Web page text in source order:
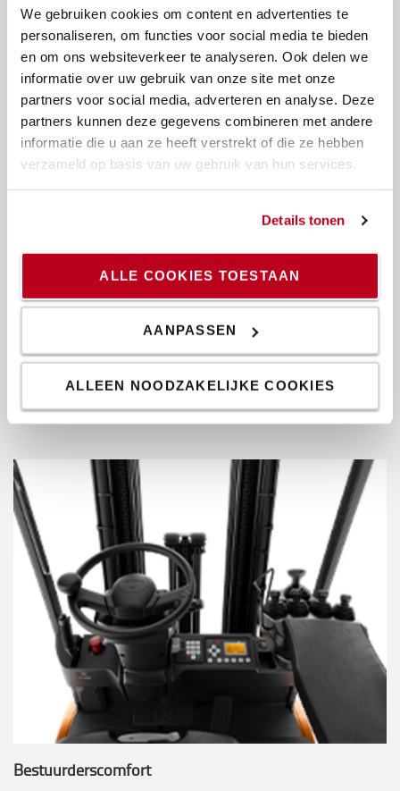
We gebruiken cookies om content en advertenties te
personaliseren, om functies voor social media te bieden
en om ons websiteverkeer te analyseren. Ook delen we
informatie over uw gebruik van onze site met onze
partners voor social media, adverteren en analyse. Deze
partners kunnen deze gegevens combineren met andere
informatie die u aan ze heeft verstrekt of die ze hebben
verzameld op basis van uw gebruik van hun services.
Details tonen
ALLE COOKIES TOESTAAN
AANPASSEN
ALLEEN NOODZAKELIJKE COOKIES
Leverbaar met verschillende intelligente energiepakketten
die passen bij uw toepassing. Gebaseerd op Toyota's eigen
energie-efficiënte Lithium-ion batterijoplossingen die
kostenbesparingen en een lagere CO2-uitstoot mogelijk
maken.
Bestuurderscomfort